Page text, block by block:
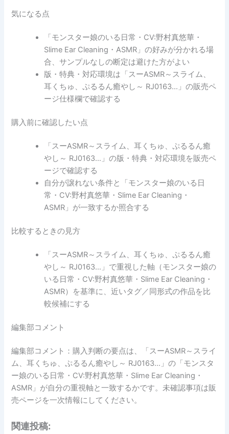
気になる点
「モンスター娘のいる日常・CV:野村真悠華・
Slime Ear Cleaning・ASMR」の好みが分かれる場
合、サンプルなしの断定は避けた方がよい
版・特典・対応環境は「スーASMR～スライム、
耳くちゅ、ぷるるん癒やし～ RJ0163…」の販売ペ
ージ仕様欄で確認する
購入前に確認したい点
「スーASMR～スライム、耳くちゅ、ぷるるん癒
やし～ RJ0163…」の版・特典・対応環境を販売ペ
ージで確認する
自分が譲れない条件と「モンスター娘のいる日
常・CV:野村真悠華・Slime Ear Cleaning・
ASMR」が一致するか照合する
比較するときの見方
「スーASMR～スライム、耳くちゅ、ぷるるん癒
やし～ RJ0163…」で重視した軸（モンスター娘の
いる日常・CV:野村真悠華・Slime Ear Cleaning・
ASMR）を基準に、近いタグ／同形式の作品を比
較候補にする
編集部コメント
編集部コメント：購入判断の要点は、「スーASMR～スライ
ム、耳くちゅ、ぷるるん癒やし～ RJ0163…」の「モンスタ
ー娘のいる日常・CV:野村真悠華・Slime Ear Cleaning・
ASMR」が自分の重視軸と一致するかです。未確認事項は販
売ページを一次情報にしてください。
関連投稿: